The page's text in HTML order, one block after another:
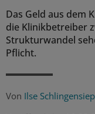
Das Geld aus dem
die Klinikbetreiber
Strukturwandel
Pflicht.
Von Ilse